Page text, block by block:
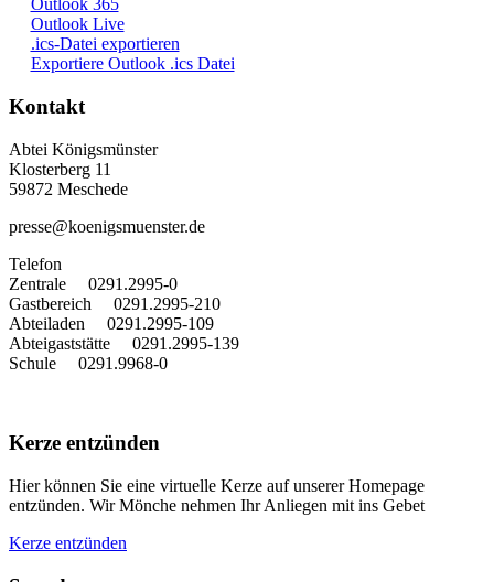
Outlook 365
Outlook Live
.ics-Datei exportieren
Exportiere Outlook .ics Datei
Kontakt
Abtei Königsmünster
Klosterberg 11
59872 Meschede
presse@koenigsmuenster.de
Telefon
Zentrale 0291.2995-0
Gastbereich 0291.2995-210
Abteiladen 0291.2995-109
Abteigaststätte 0291.2995-139
Schule 0291.9968-0
Kerze entzünden
Hier können Sie eine virtuelle Kerze auf unserer Homepage
entzünden. Wir Mönche nehmen Ihr Anliegen mit ins Gebet
Kerze entzünden